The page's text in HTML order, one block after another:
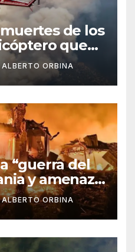
de los
que
en medio
tras
ALBERTO ORBINA
“guerra del
y amenaza
de
ALBERTO ORBINA